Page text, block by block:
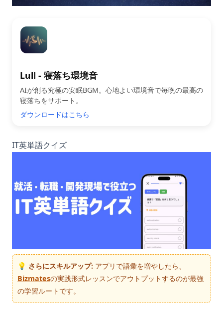
Lull - 寝落ち環境音
AIが創る究極の安眠BGM。心地よい環境音で毎晩の最高の
寝落ちをサポート。
ダウンロードはこちら
IT英単語クイズ
💡 さらにスキルアップ: アプリで語彙を増やしたら、
Bizmatesの実践形式レッスンでアウトプットするのが最強
の学習ルートです。